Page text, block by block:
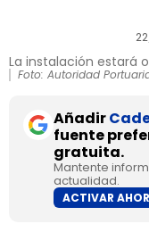
La instalación estará
Foto: Autoridad
Añadir
fuente
gratuita.
Mantente
actualidad.
ACTIVAR